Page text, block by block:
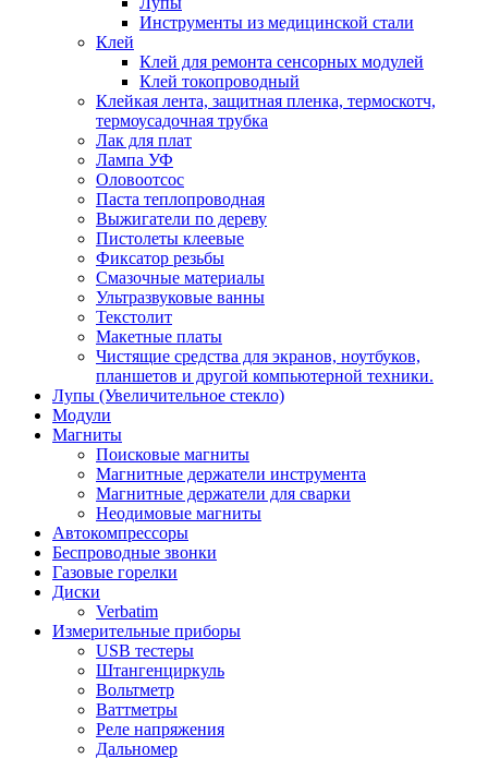
Инструменты из медицинской стали
Клей
Клей для ремонта сенсорных модулей
Клей токопроводный
Клейкая лента, защитная пленка, термоскотч,
термоусадочная трубка
Лак для плат
Лампа УФ
Оловоотсос
Паста теплопроводная
Выжигатели по дереву
Пистолеты клеевые
Фиксатор резьбы
Смазочные материалы
Ультразвуковые ванны
Текстолит
Макетные платы
Чистящие средства для экранов, ноутбуков,
планшетов и другой компьютерной техники.
Лупы (Увеличительное стекло)
Модули
Магниты
Поисковые магниты
Магнитные держатели инструмента
Магнитные держатели для сварки
Неодимовые магниты
Автокомпрессоры
Беспроводные звонки
Газовые горелки
Диски
Verbatim
Измерительные приборы
USB тестеры
Штангенциркуль
Вольтметр
Ваттметры
Реле напряжения
Дальномер